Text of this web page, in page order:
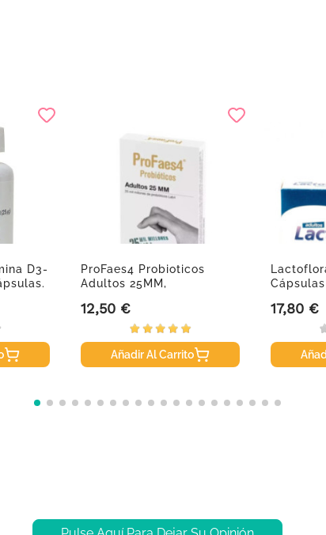
D3-
ProFaes4 Probioticos
Adultos 25MM,
Precio
12,50 €
Añadir Al Carrito
Cápsulas
Precio
17,80 €